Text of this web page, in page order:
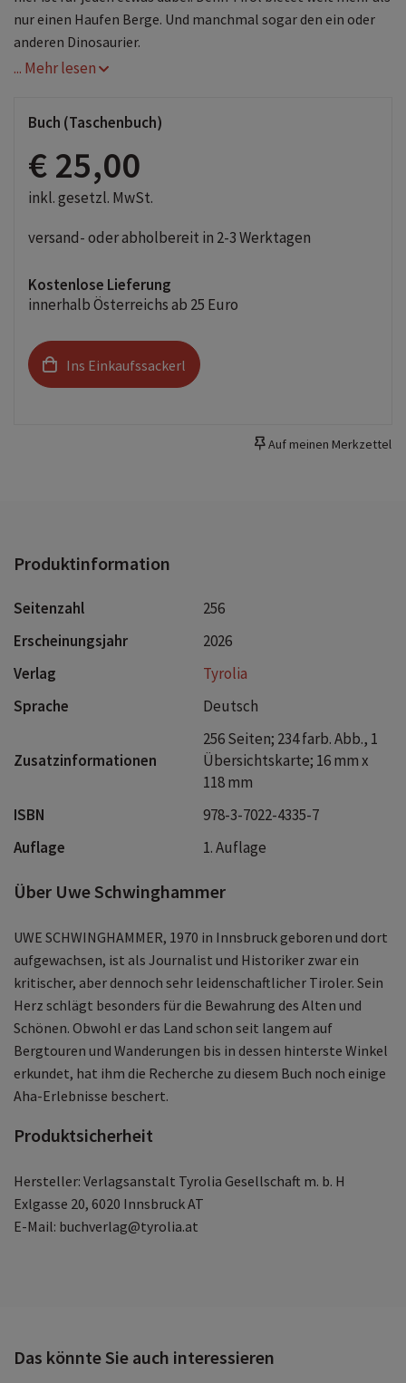
nur einen Haufen Berge. Und manchmal sogar den ein oder
anderen Dinosaurier.
... Mehr lesen
Buch (Taschenbuch)
€ 25,00
inkl. gesetzl. MwSt.
versand- oder abholbereit in 2-3 Werktagen
Kostenlose Lieferung
innerhalb Österreichs ab 25 Euro
Ins Einkaufssackerl
Auf meinen Merkzettel
Produktinformation
Seitenzahl
256
Erscheinungsjahr
2026
Verlag
Tyrolia
Sprache
Deutsch
Zusatzinformationen
256 Seiten; 234 farb. Abb., 1
Übersichtskarte; 16 mm x
118 mm
ISBN
978-3-7022-4335-7
Auflage
1. Auflage
Über Uwe Schwinghammer
UWE SCHWINGHAMMER, 1970 in Innsbruck geboren und dort
aufgewachsen, ist als Journalist und Historiker zwar ein
kritischer, aber dennoch sehr leidenschaftlicher Tiroler. Sein
Herz schlägt besonders für die Bewahrung des Alten und
Schönen. Obwohl er das Land schon seit langem auf
Bergtouren und Wanderungen bis in dessen hinterste Winkel
erkundet, hat ihm die Recherche zu diesem Buch noch einige
Aha-Erlebnisse beschert.
Produktsicherheit
Hersteller: Verlagsanstalt Tyrolia Gesellschaft m. b. H
Exlgasse 20, 6020 Innsbruck AT
E-Mail: buchverlag@tyrolia.at
Das könnte Sie auch interessieren